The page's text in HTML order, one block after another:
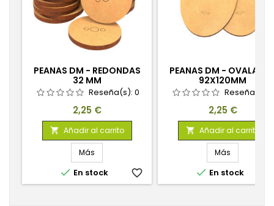
PEANAS DM - REDONDAS
32 MM
Reseña(s): 0
Precio
2,25 €
 Añadir al carrito
Más
 En stock favorite_border
PEANAS DM -
92X120MM
Reseña(s):
Precio
2,25 €
 Añadir al carrito
Más
 En stock